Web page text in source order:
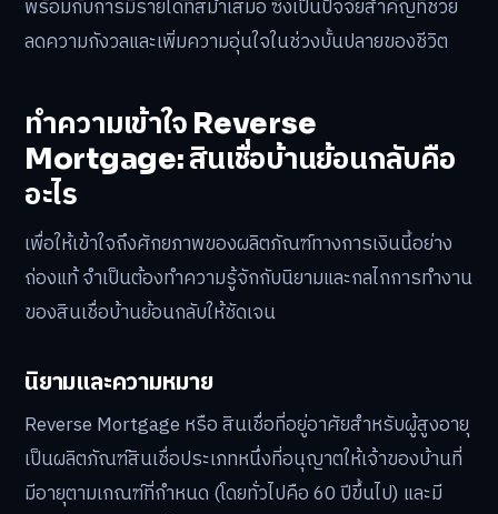
พร้อมกับการมีรายได้ที่สม่ำเสมอ ซึ่งเป็นปัจจัยสำคัญที่ช่วย
ลดความกังวลและเพิ่มความอุ่นใจในช่วงบั้นปลายของชีวิต
ทำความเข้าใจ Reverse
Mortgage: สินเชื่อบ้านย้อนกลับคือ
อะไร
เพื่อให้เข้าใจถึงศักยภาพของผลิตภัณฑ์ทางการเงินนี้อย่าง
ถ่องแท้ จำเป็นต้องทำความรู้จักกับนิยามและกลไกการทำงาน
ของสินเชื่อบ้านย้อนกลับให้ชัดเจน
นิยามและความหมาย
Reverse Mortgage หรือ สินเชื่อที่อยู่อาศัยสำหรับผู้สูงอายุ
เป็นผลิตภัณฑ์สินเชื่อประเภทหนึ่งที่อนุญาตให้เจ้าของบ้านที่
มีอายุตามเกณฑ์ที่กำหนด (โดยทั่วไปคือ 60 ปีขึ้นไป) และมี